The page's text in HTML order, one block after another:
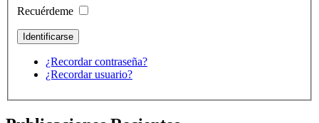
Recuérdeme
¿Recordar contraseña?
¿Recordar usuario?